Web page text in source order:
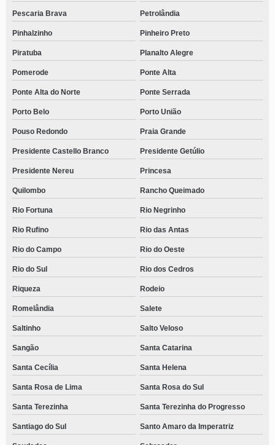
Pescaria Brava Petrolândia
Pinhalzinho Pinheiro Preto
Piratuba Planalto Alegre
Pomerode Ponte Alta
Ponte Alta do Norte Ponte Serrada
Porto Belo Porto União
Pouso Redondo Praia Grande
Presidente Castello Branco Presidente Getúlio
Presidente Nereu Princesa
Quilombo Rancho Queimado
Rio Fortuna Rio Negrinho
Rio Rufino Rio das Antas
Rio do Campo Rio do Oeste
Rio do Sul Rio dos Cedros
Riqueza Rodeio
Romelândia Salete
Saltinho Salto Veloso
Sangão Santa Catarina
Santa Cecília Santa Helena
Santa Rosa de Lima Santa Rosa do Sul
Santa Terezinha Santa Terezinha do Progresso
Santiago do Sul Santo Amaro da Imperatriz